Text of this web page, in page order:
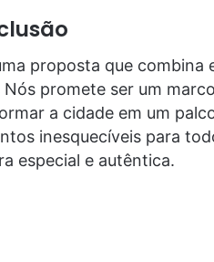
proposta que combina
Nós promete ser um
a cidade em um
inesquecíveis para
especial e autêntica.